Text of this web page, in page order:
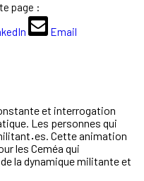
et interrogation
Les personnes qui
·es. Cette animation
les Ceméa qui
la dynamique militante et
page :
Email